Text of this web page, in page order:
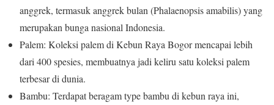
anggrek, termasuk anggrek bulan (Phalaenopsis amabilis) yang
merupakan bunga nasional Indonesia.
Palem: Koleksi palem di Kebun Raya Bogor mencapai lebih
dari 400 spesies, membuatnya jadi keliru satu koleksi palem
terbesar di dunia.
Bambu: Terdapat beragam type bambu di kebun raya ini,